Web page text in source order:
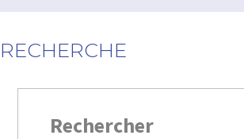
RECHERCHE
Rechercher